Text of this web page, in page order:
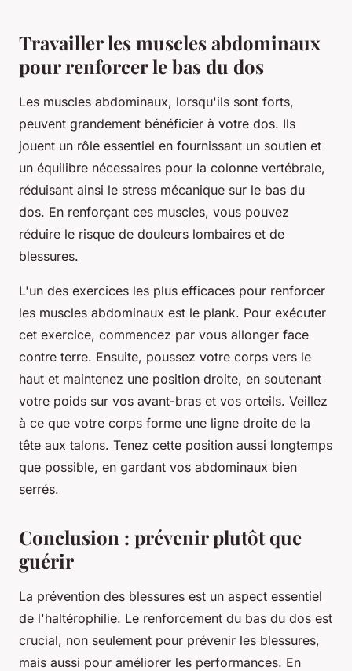
Travailler les muscles abdominaux
pour renforcer le bas du dos
Les muscles abdominaux, lorsqu'ils sont forts,
peuvent grandement bénéficier à votre dos. Ils
jouent un rôle essentiel en fournissant un soutien et
un équilibre nécessaires pour la colonne vertébrale,
réduisant ainsi le stress mécanique sur le bas du
dos. En renforçant ces muscles, vous pouvez
réduire le risque de douleurs lombaires et de
blessures.
L'un des exercices les plus efficaces pour renforcer
les muscles abdominaux est le plank. Pour exécuter
cet exercice, commencez par vous allonger face
contre terre. Ensuite, poussez votre corps vers le
haut et maintenez une position droite, en soutenant
votre poids sur vos avant-bras et vos orteils. Veillez
à ce que votre corps forme une ligne droite de la
tête aux talons. Tenez cette position aussi longtemps
que possible, en gardant vos abdominaux bien
serrés.
Conclusion : prévenir plutôt que
guérir
La prévention des blessures est un aspect essentiel
de l'haltérophilie. Le renforcement du bas du dos est
crucial, non seulement pour prévenir les blessures,
mais aussi pour améliorer les performances. En